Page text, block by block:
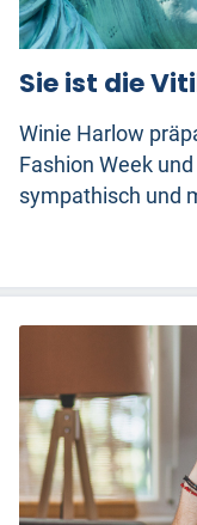
Sie ist die
Winie Harlow
Fashion Week
sympathisch